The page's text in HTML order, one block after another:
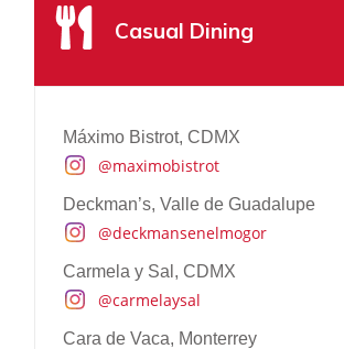
Casual Dining
Máximo Bistrot, CDMX
@maximobistrot
Deckman’s, Valle de Guadalupe
@deckmansenelmogor
Carmela y Sal, CDMX
@carmelaysal
Cara de Vaca, Monterrey
One & Only Mandarina, Nayarit
Banyan Mayakoba, Riviera Maya
Grand Luxxe Vidanta, Nuevo Vallarta
Nickelodeon, Riviera Maya